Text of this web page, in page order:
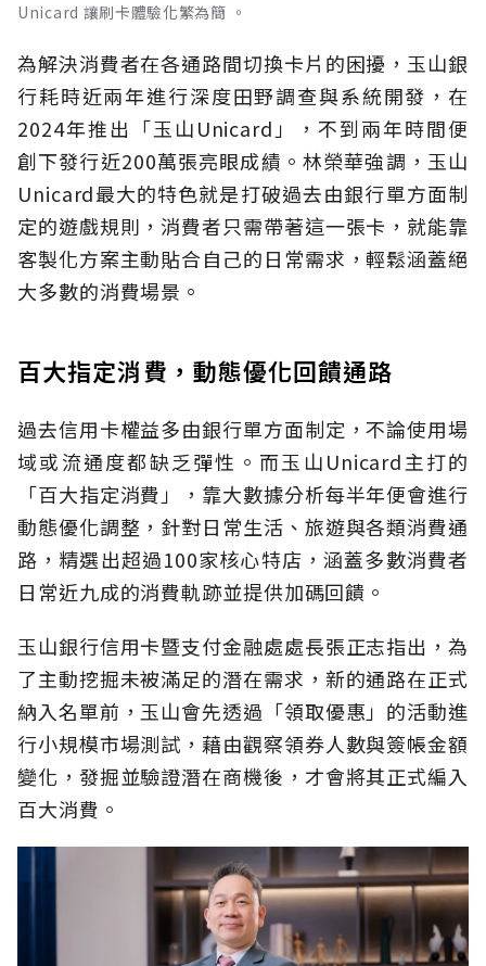
Unicard 讓刷卡體驗化繁為簡 。
為解決消費者在各通路間切換卡片的困擾，玉山銀
行耗時近兩年進行深度田野調查與系統開發，在
2024年推出「玉山Unicard」，不到兩年時間便
創下發行近200萬張亮眼成績。林榮華強調，玉山
Unicard最大的特色就是打破過去由銀行單方面制
定的遊戲規則，消費者只需帶著這一張卡，就能靠
客製化方案主動貼合自己的日常需求，輕鬆涵蓋絕
大多數的消費場景。
百大指定消費，動態優化回饋通路
過去信用卡權益多由銀行單方面制定，不論使用場
域或流通度都缺乏彈性。而玉山Unicard主打的
「百大指定消費」，靠大數據分析每半年便會進行
動態優化調整，針對日常生活、旅遊與各類消費通
路，精選出超過100家核心特店，涵蓋多數消費者
日常近九成的消費軌跡並提供加碼回饋。
玉山銀行信用卡暨支付金融處處長張正志指出，為
了主動挖掘未被滿足的潛在需求，新的通路在正式
納入名單前，玉山會先透過「領取優惠」的活動進
行小規模市場測試，藉由觀察領券人數與簽帳金額
變化，發掘並驗證潛在商機後，才會將其正式編入
百大消費。